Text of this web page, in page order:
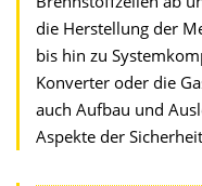
die Herstellung der
bis hin zu
Konverter oder die
auch Aufbau und
Aspekte der